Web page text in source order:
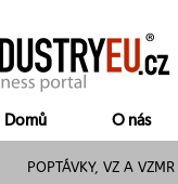
Domů O nás
POPTÁVKY, VZ A VZMR